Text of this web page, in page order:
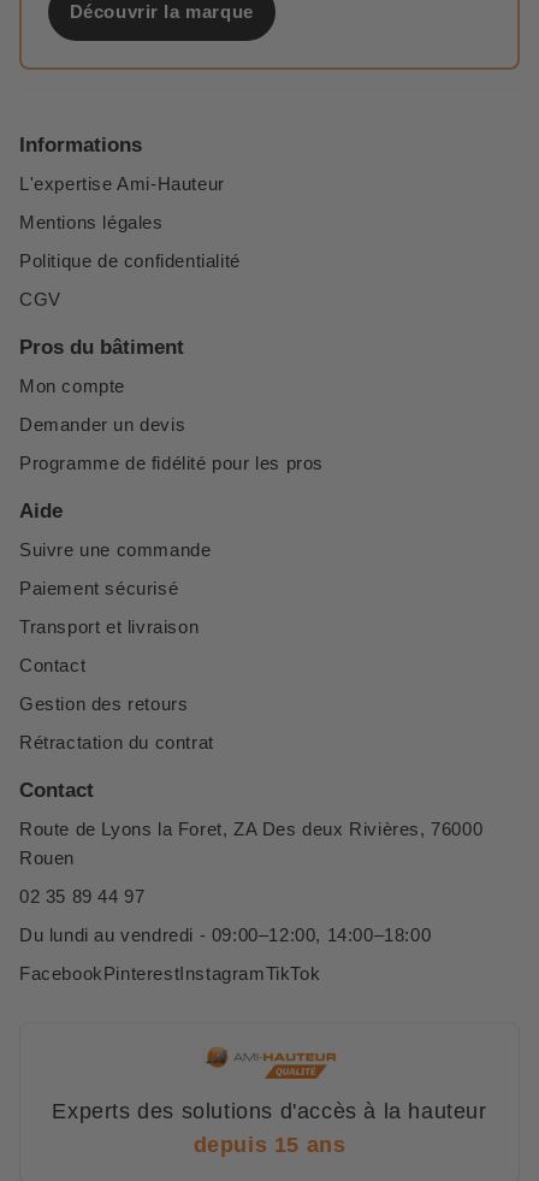
Découvrir la marque
Informations
L'expertise Ami-Hauteur
Mentions légales
Politique de confidentialité
CGV
Pros du bâtiment
Mon compte
Demander un devis
Programme de fidélité pour les pros
Aide
Suivre une commande
Paiement sécurisé
Transport et livraison
Contact
Gestion des retours
Rétractation du contrat
Contact
Route de Lyons la Foret, ZA Des deux Rivières, 76000
Rouen
02 35 89 44 97
Du lundi au vendredi - 09:00–12:00, 14:00–18:00
FacebookPinterestInstagramTikTok
Experts des solutions d'accès à la hauteur
depuis 15 ans